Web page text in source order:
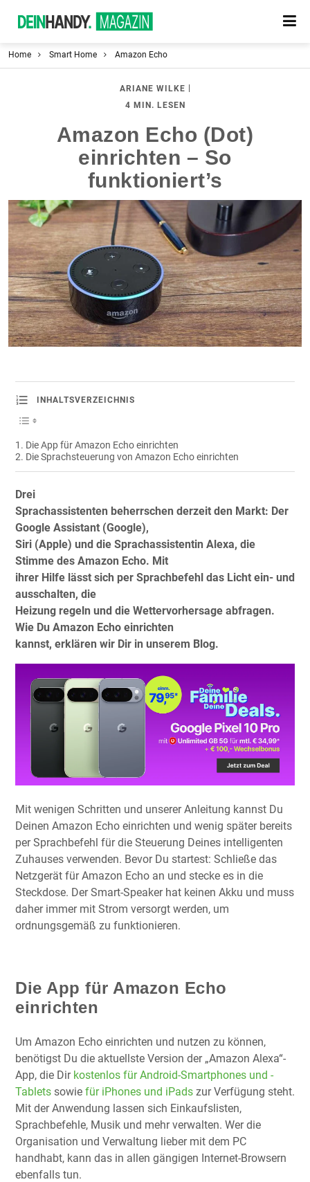
Home Smart Home Amazon Echo
ARIANE WILKE
4 MIN. LESEN
Amazon Echo (Dot)
einrichten – So
funktioniert’s
INHALTSVERZEICHNIS
Die App für Amazon Echo einrichten
Die Sprachsteuerung von Amazon Echo einrichten
Drei
Sprachassistenten beherrschen derzeit den Markt: Der
Google Assistant (Google),
Siri (Apple) und die Sprachassistentin Alexa, die
Stimme des Amazon Echo. Mit
ihrer Hilfe lässt sich per Sprachbefehl das Licht ein- und
ausschalten, die
Heizung regeln und die Wettervorhersage abfragen.
Wie Du Amazon Echo einrichten
kannst, erklären wir Dir in unserem Blog.
Mit wenigen Schritten und unserer Anleitung kannst Du
Deinen Amazon Echo einrichten und wenig später bereits
per Sprachbefehl für die Steuerung Deines intelligenten
Zuhauses verwenden. Bevor Du startest: Schließe das
Netzgerät für Amazon Echo an und stecke es in die
Steckdose. Der Smart-Speaker hat keinen Akku und muss
daher immer mit Strom versorgt werden, um
ordnungsgemäß zu funktionieren.
Die App für Amazon Echo
einrichten
Um Amazon Echo einrichten und nutzen zu können,
benötigst Du die aktuellste Version der „Amazon Alexa“-
App, die Dir kostenlos für Android-Smartphones und -
Tablets sowie für iPhones und iPads zur Verfügung steht.
Mit der Anwendung lassen sich Einkaufslisten,
Sprachbefehle, Musik und mehr verwalten. Wer die
Organisation und Verwaltung lieber mit dem PC
handhabt, kann das in allen gängigen Internet-Browsern
ebenfalls tun.